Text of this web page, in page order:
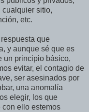
cualquier sitio,
etc.
que
y aunque sé que es
un principio básico,
evitar, el contagio de
ser asesinados por
una anomalía
elegir, los que
con ello estemos